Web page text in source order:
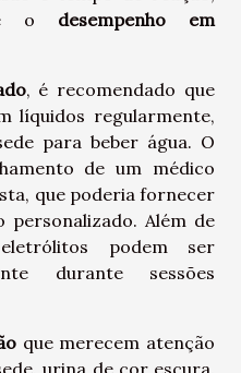
o desempenho em
, é recomendado que
líquidos regularmente,
para beber água. O
de um médico
que poderia fornecer
Além de
podem ser
durante sessões
que merecem atenção